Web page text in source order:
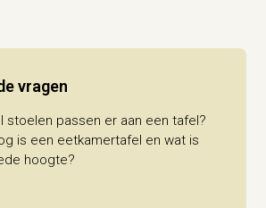
vragen
stoelen passen er aan een tafel?
is een eetkamertafel en wat is
hoogte?